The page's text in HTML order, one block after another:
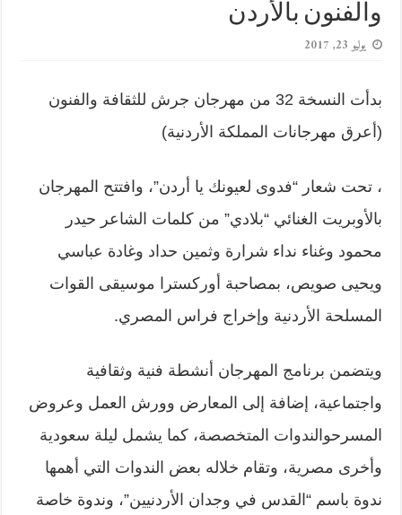
والفنون بالأردن
يوليو 23, 2017
بدأت النسخة 32 من مهرجان جرش للثقافة والفنون
(أعرق مهرجانات المملكة الأردنية)
، تحت شعار “فدوى لعيونك يا أردن”، وافتتح المهرجان
بالأوبريت الغنائي “بلادي” من كلمات الشاعر حيدر
محمود وغناء نداء شرارة وثمين حداد وغادة عباسي
ويحيى صويص، بمصاحبة أوركسترا موسيقى القوات
المسلحة الأردنية وإخراج فراس المصري.
ويتضمن برنامج المهرجان أنشطة فنية وثقافية
واجتماعية، إضافة إلى المعارض وورش العمل وعروض
المسرحوالندوات المتخصصة، كما يشمل ليلة سعودية
وأخرى مصرية، وتقام خلاله بعض الندوات التي أهمها
ندوة باسم “القدس في وجدان الأردنيين”، وندوة خاصة